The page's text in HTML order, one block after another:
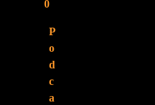
0
P
o
d
c
a